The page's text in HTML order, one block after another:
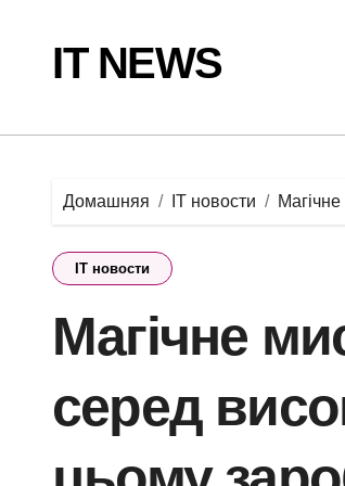
содержаниюIT NEWS
Домашняя IT новости
IT новости
Магічне
серед